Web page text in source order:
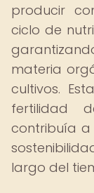
producir
ciclo de
materia
cultivos.
fertilidad
contribuía
largo del